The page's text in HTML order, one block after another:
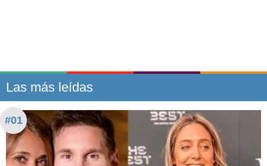
Las más leídas
#01